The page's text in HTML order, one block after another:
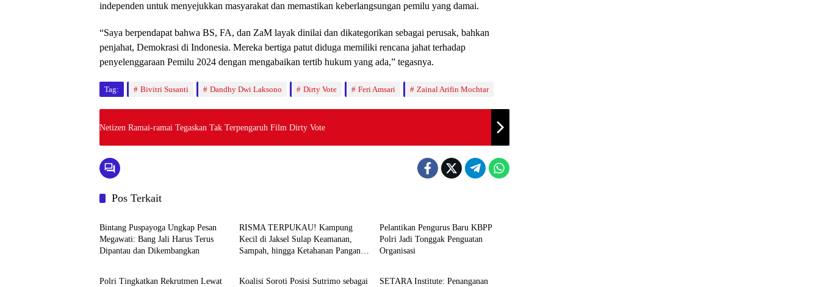
independen untuk menyejukkan masyarakat dan memastikan keberlangsungan pemilu yang damai.
“Saya berpendapat bahwa BS, FA, dan ZaM layak dinilai dan dikategorikan sebagai perusak, bahkan
penjahat, Demokrasi di Indonesia. Mereka bertiga patut diduga memiliki rencana jahat terhadap
penyelenggaraan Pemilu 2024 dengan mengabaikan tertib hukum yang ada,” tegasnya.
Tag: Bivitri Susanti Dandhy Dwi Laksono Dirty Vote Feri Amsari Zainal Arifin Mochtar
Netizen Ramai-ramai Tegaskan Tak Terpengaruh Film Dirty Vote
Pos Terkait
News
Bintang Puspayoga Ungkap Pesan
Megawati: Bang Jali Harus Terus
Dipantau dan Dikembangkan
RISMA TERPUKAU! Kampung
Kecil di Jaksel Sulap Keamanan,
Sampah, hingga Ketahanan Pangan
Pelantikan Pengurus Baru KBPP
Polri Jadi Tonggak Penguatan
Organisasi
News
Polri Tingkatkan Rekrutmen Lewat
News
Koalisi Soroti Posisi Sutrimo sebagai
News
SETARA Institute: Penanganan